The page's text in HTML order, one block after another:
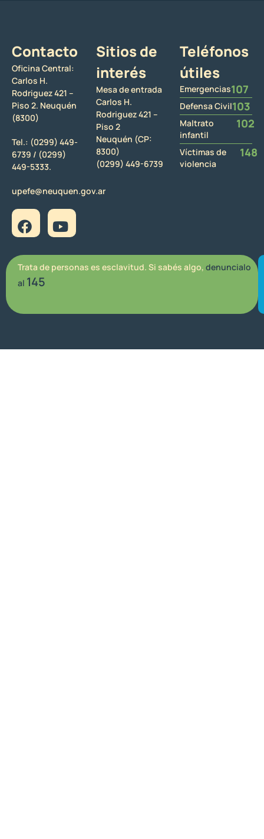
Contacto
Oficina Central:
Carlos H.
Rodriguez 421 –
Piso 2. Neuquén
(8300)
Tel.: (0299) 449-
6739 / (0299)
449-5333.
upefe@neuquen.gov.ar
Sitios de
interés
Mesa de entrada
Carlos H.
Rodriguez 421 –
Piso 2
Neuquén (CP:
8300)
(0299) 449-6739
Teléfonos
útiles
Emergencias107
Defensa Civil103
Maltrato
infantil
102
Víctimas de
violencia
148
Trata de personas es esclavitud. Si sabés algo, denuncialo
al 145